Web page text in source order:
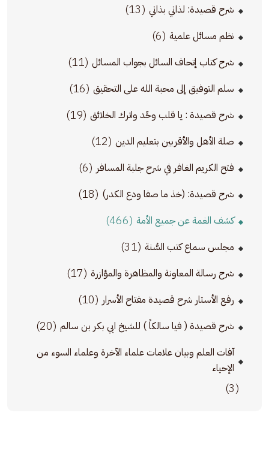
شرح قصيدة: لذاتي بذاتي (13)
نظم مسائل علمية (6)
شرح كتاب إتحاف السائل بجواب المسائل (11)
سلم التوفيق إلى محبة الله على التحقيق (16)
شرح قصيدة : يا قلب وحِّد واترك الخلائق (19)
صلة الأهل والأقربين بتعليم الدين (12)
فتح الكريم الغافر في شرح جلبة المسافر (6)
شرح قصيدة: (خذ ما صفا ودع الكدر) (18)
كشف الغمة عن جميع الأمة (466)
مجلس سماع كتب السُّنة (31)
شرح رسالة المعاونة والمظاهرة والمؤازرة (17)
رفع الأستار شرح قصيدة مفتاح الأسرار (10)
شرح قصيدة ( فيا سالكاً ) للشيخ ابي بكر بن سالم (20)
آفات العلم وبيان علامات علماء الآخرة وعلماء السوء من
الإحياء
(3)